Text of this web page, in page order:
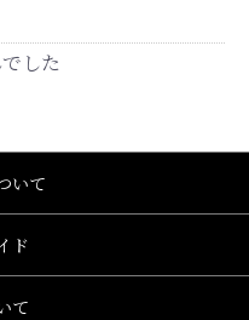
した
いて
ド
て